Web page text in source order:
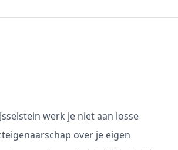
werk je niet aan losse
over je eigen